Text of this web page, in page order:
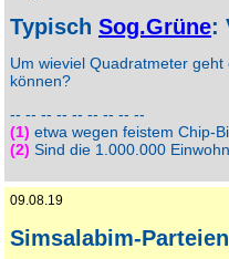
Typisch Sog.Grüne:
Um wieviel Quadratmeter
können?
-- -- -- -- -- -- -- -- --
(1) etwa wegen feistem Chip-
(2) Sind die 1.000.000
09.08.19
Simsalabim-Parteien